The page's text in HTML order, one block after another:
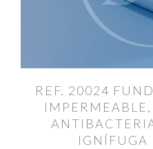
REF. 20024
IGNÍFUGA